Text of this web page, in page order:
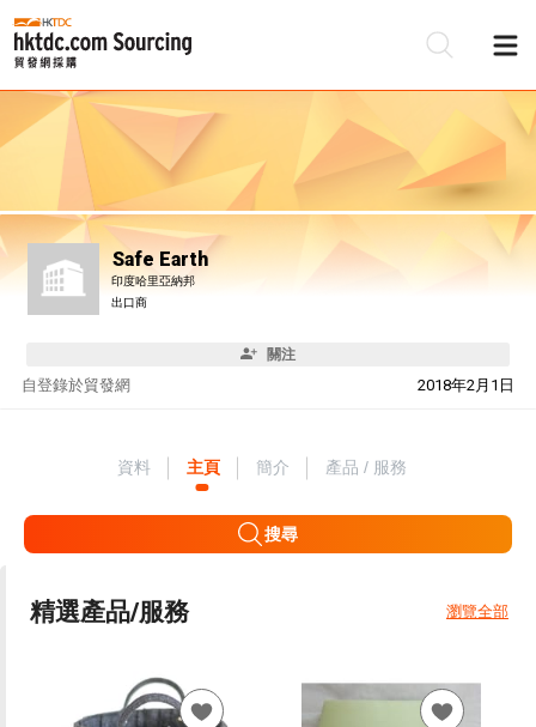
Safe Earth
印度哈里亞納邦
出口商
關注
自 2018年2月1日
登錄於貿發網
資料 主頁 簡介 產品 / 服務
搜尋
精選產品/服務 瀏覽全部